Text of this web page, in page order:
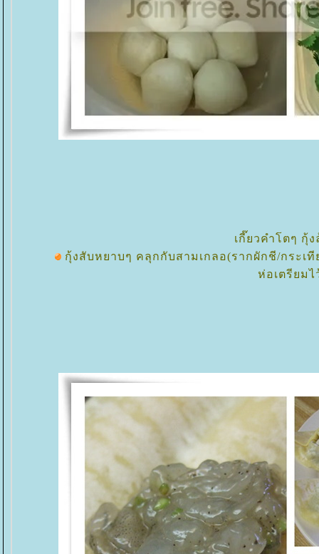
เกี๊ยวคำโตๆ กุ้
กุ้งสับหยาบๆ คลุกกับสามเกลอ(รากผักชี/กระเ
ห่อเตรียมไ